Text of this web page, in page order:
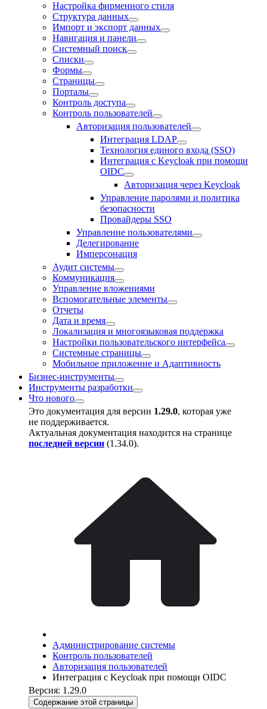
Настройка фирменного стиля
Структура данных
Импорт и экспорт данных
Навигация и панели
Системный поиск
Списки
Формы
Страницы
Порталы
Контроль доступа
Контроль пользователей
Авторизация пользователей
Интеграция LDAP
Технология единого входа (SSO)
Интеграция с Keycloak при помощи
OIDC
Авторизация через Keycloak
Управление паролями и политика
безопасности
Провайдеры SSO
Управление пользователями
Делегирование
Имперсонация
Аудит системы
Коммуникация
Управление вложениями
Вспомогательные элементы
Отчеты
Дата и время
Локализация и многоязыковая поддержка
Настройки пользовательского интерфейса
Системные страницы
Мобильное приложение и Адаптивность
Бизнес-инструменты
Инструменты разработки
Что нового
Это документация для версии 1.29.0, которая уже
не поддерживается.
Актуальная документация находится на странице
последней версии (1.34.0).
Администрирование системы
Контроль пользователей
Авторизация пользователей
Интеграция с Keycloak при помощи OIDC
Версия: 1.29.0
Содержание этой страницы